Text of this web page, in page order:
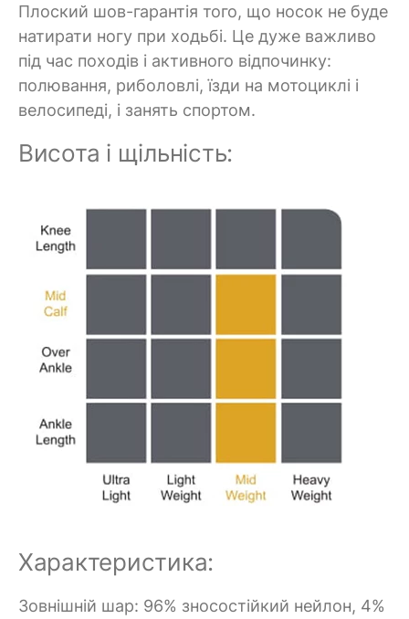
Плоский шов-гарантія того, що носок не буде
натирати ногу при ходьбі. Це дуже важливо
під час походів і активного відпочинку:
полювання, риболовлі, їзди на мотоциклі і
велосипеді, і занять спортом.
Висота і щільність:
Характеристика:
Зовнішній шар: 96% зносостійкий нейлон, 4%